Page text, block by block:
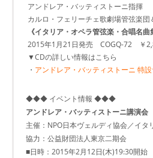
アンドレア・バッティストーニ指揮
カルロ・フェリーチェ歌劇場管弦楽団
《イタリア・オペラ管弦楽・合唱名曲
2015年1月21日発売 COGQ-72 ￥
▼CDの詳しい情報はこちら
・ アンドレア・バッティストーニ 特設
◆◆◆ イベント情報 ◆◆◆
アンドレア・バッティストーニ講演会
主催：NPO日本ヴェルディ協会／イタ
協力：公益財団法人東京二期会
■日時：2015年2月12日(木)19:30開始